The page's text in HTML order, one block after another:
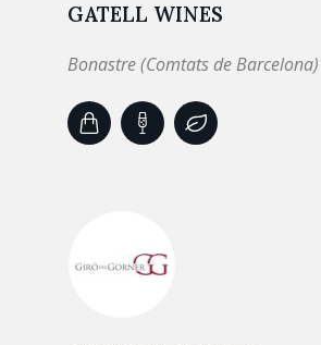
GATELL WINES
Bonastre (Comtats de Barcelona)